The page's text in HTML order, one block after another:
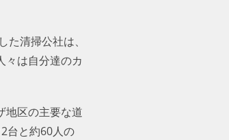
た清掃公社は、
々は自分達のカ
地区の主要な道
台と約60人の